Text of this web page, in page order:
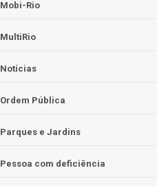
Mobi-Rio
MultiRio
Notícias
Ordem Pública
Parques e Jardins
Pessoa com deficiência